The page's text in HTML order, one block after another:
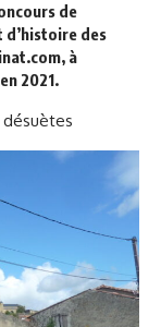
de
d’histoire des
à
2021.
désuètes